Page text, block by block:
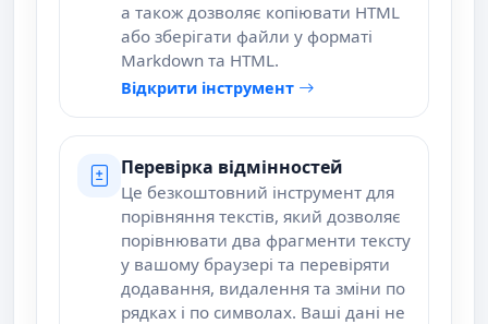
а також дозволяє копіювати HTML
або зберігати файли у форматі
Markdown та HTML.
Відкрити інструмент
Перевірка відмінностей
Це безкоштовний інструмент для
порівняння текстів, який дозволяє
порівнювати два фрагменти тексту
у вашому браузері та перевіряти
додавання, видалення та зміни по
рядках і по символах. Ваші дані не